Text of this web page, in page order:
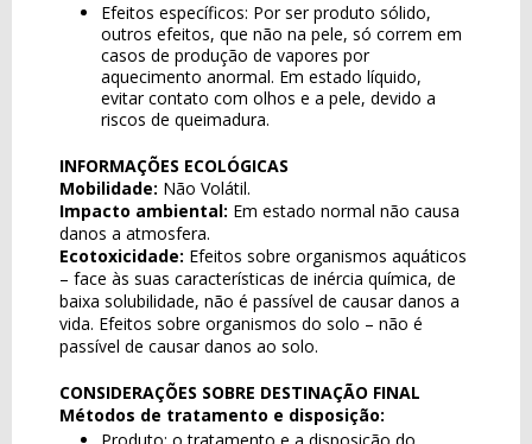
Efeitos específicos: Por ser produto sólido,
outros efeitos, que não na pele, só correm em
casos de produção de vapores por
aquecimento anormal. Em estado líquido,
evitar contato com olhos e a pele, devido a
riscos de queimadura.
INFORMAÇÕES ECOLÓGICAS
Mobilidade: Não Volátil.
Impacto ambiental: Em estado normal não causa
danos a atmosfera.
Ecotoxicidade: Efeitos sobre organismos aquáticos
– face às suas características de inércia química, de
baixa solubilidade, não é passível de causar danos a
vida. Efeitos sobre organismos do solo – não é
passível de causar danos ao solo.
CONSIDERAÇÕES SOBRE DESTINAÇÃO FINAL
Métodos de tratamento e disposição: